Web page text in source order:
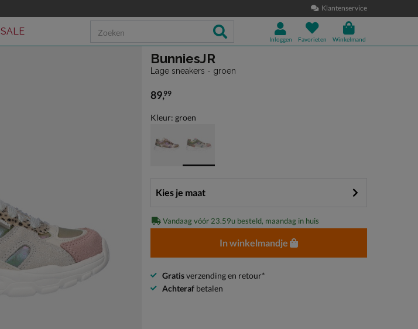
Klantenservice
SALE
Inloggen Favorieten Winkelmand
BunniesJR
Lage sneakers - groen
€ 89,99
89,99
Kleur: groen
Kies je maat
Vandaag vóór 23.59u besteld, maandag in huis
In winkelmandje
Gratisverzending en retour*
Achteraf betalen